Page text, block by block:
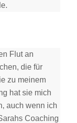
Flut an
die für
zu meinem
hat sie mich
auch wenn ich
Coaching